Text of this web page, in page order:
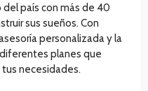
país con más de 40
sus sueños. Con
personalizada y la
planes que
necesidades.